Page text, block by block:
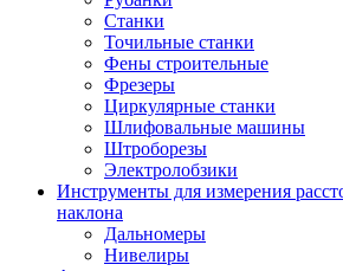
Станки
Точильные станки
Фены строительные
Фрезеры
Циркулярные станки
Шлифовальные машины
Штроборезы
Электролобзики
Инструменты для измерения
наклона
Дальномеры
Нивелиры